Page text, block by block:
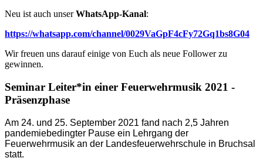
Neu ist auch unserWhatsApp-Kanal:
https://whatsapp.com/channel/0029VaGpF4cFy72Gq1bs8G04
Wir freuen uns darauf einige von Euch als neue Follower zu
gewinnen.
Seminar Leiter*in einer Feuerwehrmusik 2021 -
Präsenzphase
Am 24. und 25. September 2021 fand nach 2,5 Jahren
pandemiebedingter Pause ein Lehrgang der
Feuerwehrmusik an der Landesfeuerwehrschule in Bruchsal
statt.